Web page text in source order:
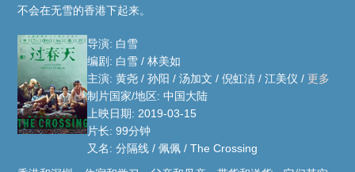
不会在无雪的香港下起来。
导演: 白雪
编剧: 白雪 / 林美如
主演: 黄尧 / 孙阳 / 汤加文 / 倪虹洁 / 江美仪 /更多
制片国家/地区: 中国大陆
上映日期: 2019-03-15
片长: 99分钟
又名: 分隔线 / 佩佩 / The Crossing